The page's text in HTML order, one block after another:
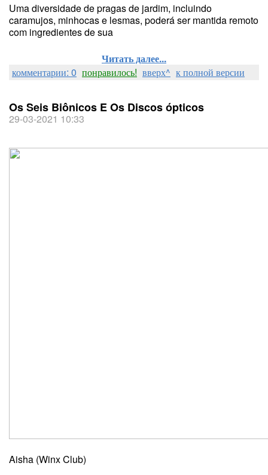
Uma diversidade de pragas de jardim, incluindo
caramujos, minhocas e lesmas, poderá ser mantida remoto
com ingredientes de sua
Читать далее...
комментарии: 0 понравилось! вверх^ к полной версии
Os Seis Biônicos E Os Discos ópticos
29-03-2021 10:33
Aisha (Winx Club)